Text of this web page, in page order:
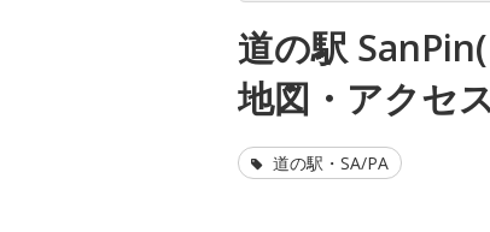
道の駅
地図・アクセ
道の駅・SA/PA